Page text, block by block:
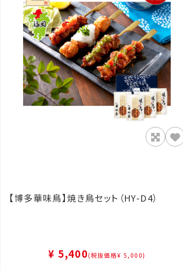
【博多華味鳥】焼き鳥セット（HY-D4）
¥ 5,400(税抜価格¥ 5,000)